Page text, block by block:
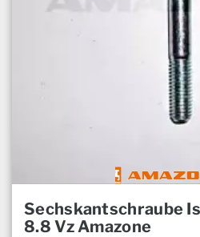
Sechskantschraube
8.8 Vz Amazone